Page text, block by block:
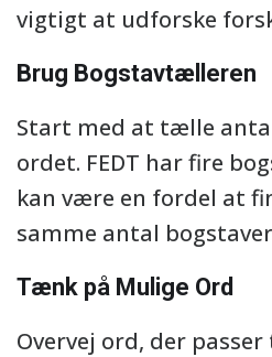
vigtigt at udforske
Brug Bogstavtælleren
Start med at tælle
ordet. FEDT har fire
kan være en fordel at
samme antal
Tænk på Mulige Ord
Overvej ord, der